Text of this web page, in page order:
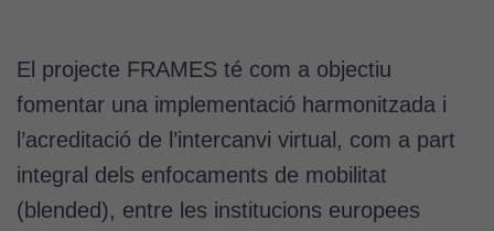
El projecte FRAMES té com a objectiu
fomentar una implementació harmonitzada i
l’acreditació de l’intercanvi virtual, com a part
integral dels enfocaments de mobilitat
(blended), entre les institucions europees